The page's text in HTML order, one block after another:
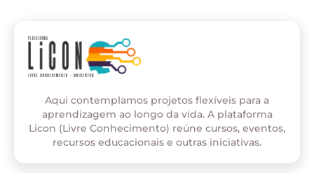
Aqui contemplamos projetos flexíveis para a
aprendizagem ao longo da vida. A plataforma
Licon (Livre Conhecimento) reúne cursos, eventos,
recursos educacionais e outras iniciativas.